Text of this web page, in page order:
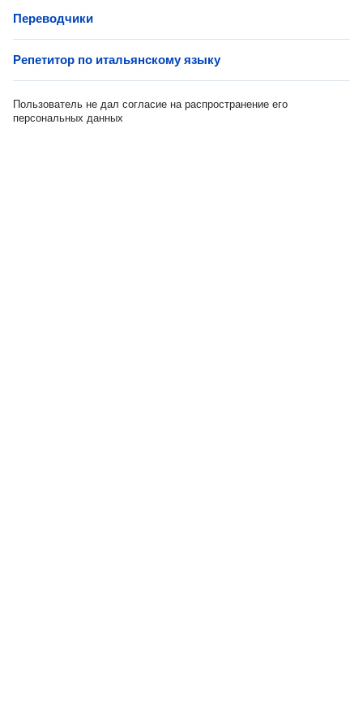
Переводчики
Репетитор по итальянскому языку
Пользователь не дал согласие на распространение его
персональных данных